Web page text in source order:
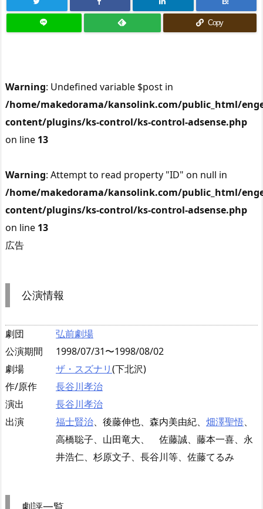
Copy
Warning: Undefined variable $post in
/home/makedorama/kansolink.com/public_html/
content/plugins/ks-control/ks-control-adsense.php
on line 13
Warning: Attempt to read property "ID" on null in
/home/makedorama/kansolink.com/public_html/
content/plugins/ks-control/ks-control-adsense.php
on line 13
広告
公演情報
劇団
弘前劇場
公演期間
1998/07/31〜1998/08/02
劇場
ザ・スズナリ(下北沢)
作/原作
長谷川孝治
演出
長谷川孝治
出演
福士賢治、後藤伸也、森内美由紀、 畑澤聖悟、
高橋聡子、山田竜大、 佐藤誠、藤本一喜、永
井浩仁、杉原文子、長谷川等、佐藤てるみ